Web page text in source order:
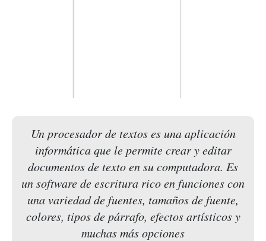
Un procesador de textos es una aplicación
informática que le permite crear y editar
documentos de texto en su computadora. Es
un software de escritura rico en funciones con
una variedad de fuentes, tamaños de fuente,
colores, tipos de párrafo, efectos artísticos y
muchas más opciones